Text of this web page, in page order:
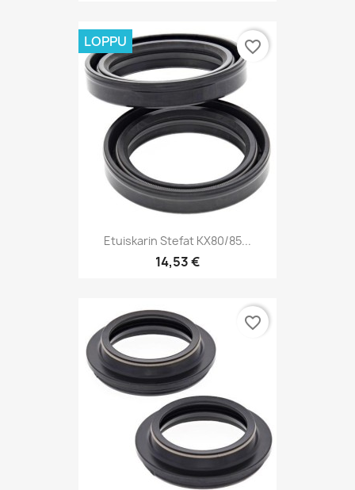
Etuiskarin Stefat KX80/85...
14,53 €
LOPPU favorite_border
favorite_border